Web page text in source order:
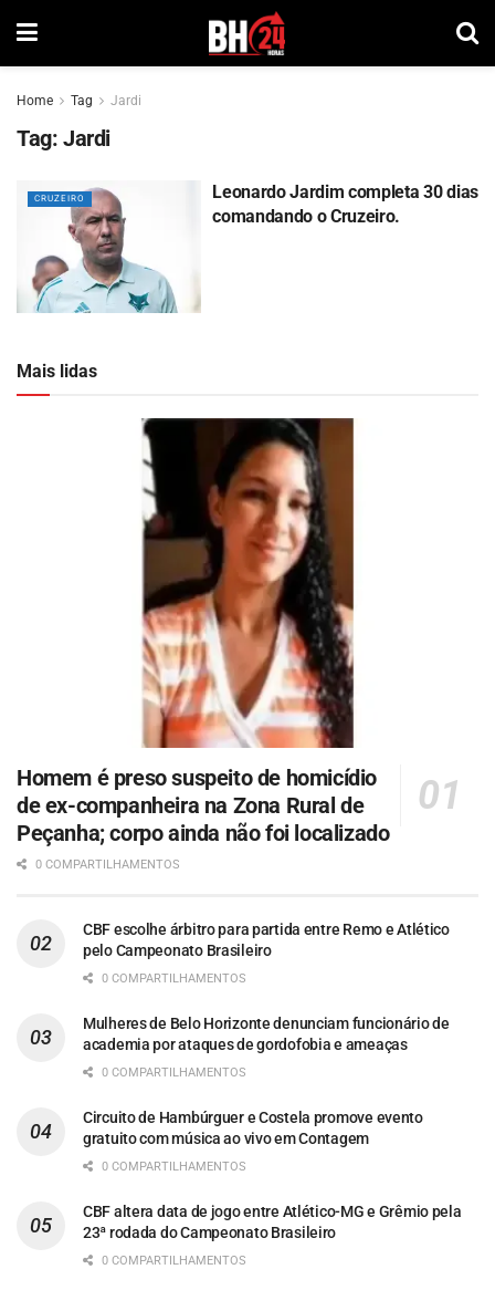
Home Tag Jardi
Tag: Jardi
CRUZEIRO
Leonardo Jardim completa 30 dias
comandando o Cruzeiro.
Mais lidas
Homem é preso suspeito de homicídio
de ex-companheira na Zona Rural de
Peçanha; corpo ainda não foi localizado
0 COMPARTILHAMENTOS
CBF escolhe árbitro para partida entre Remo e Atlético
pelo Campeonato Brasileiro
0 COMPARTILHAMENTOS
Mulheres de Belo Horizonte denunciam funcionário de
academia por ataques de gordofobia e ameaças
0 COMPARTILHAMENTOS
Circuito de Hambúrguer e Costela promove evento
gratuito com música ao vivo em Contagem
0 COMPARTILHAMENTOS
CBF altera data de jogo entre Atlético-MG e Grêmio pela
23ª rodada do Campeonato Brasileiro
0 COMPARTILHAMENTOS